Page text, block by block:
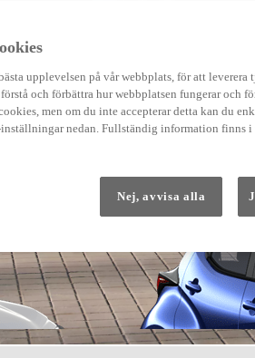
Från 569 900 kr
Från 3 958 kr/mån
HYBRID
upplevelsen på vår webbplats, för att leverera
och förbättra hur webbplatsen fungerar och
men om du inte accepterar detta kan du
nedan. Fullständig information finns i
Nej, avvisa alla